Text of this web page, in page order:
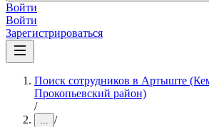
Войти
Войти
Зарегистрироваться
Поиск сотрудников в Артыште
Прокопьевский район)
/
... /